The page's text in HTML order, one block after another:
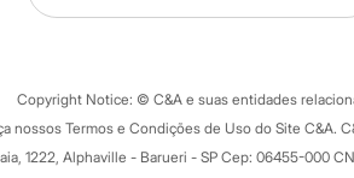
Tipos de serviços
Formas de
Todas as
Minha C&A
Copyright Notice: © C&A e suas entidades
nossos Termos e Condições de Uso do Site C&A.
1222, Alphaville - Barueri - SP Cep: 06455-000